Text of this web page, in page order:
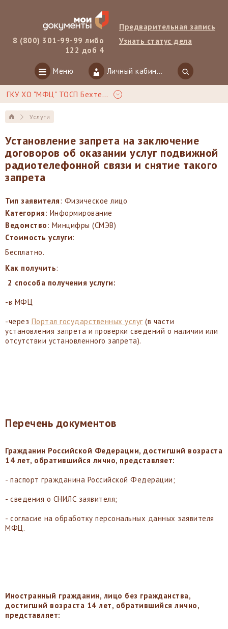
8 (800) 301-99-99 либо
122 доб 4
Предварительная запись
Узнать статус дела
Меню Личный кабинет
ГКУ ХО "МФЦ" ТОСП Бехтери
Услуги
Установление запрета на заключение
договоров об оказании услуг подвижной
радиотелефонной связи и снятие такого
запрета
Тип заявителя: Физическое лицо
Категория: Информирование
Ведомство: Минцифры (СМЭВ)
Стоимость услуги:
Бесплатно.
Как получить:
2 способа получения услуги:
-в МФЦ
-через Портал государственных услуг(в части
установления запрета и проверки сведений о наличии или
отсутствии установленного запрета).
Перечень документов
Гражданин Российской Федерации, достигший возраста
14 лет, обратившийся лично, представляет:
- паспорт гражданина Российской Федерации;
- сведения о СНИЛС заявителя;
- согласие на обработку персональных данных заявителя
МФЦ.
Иностранный гражданин, лицо без гражданства,
достигший возраста 14 лет, обратившийся лично,
представляет: